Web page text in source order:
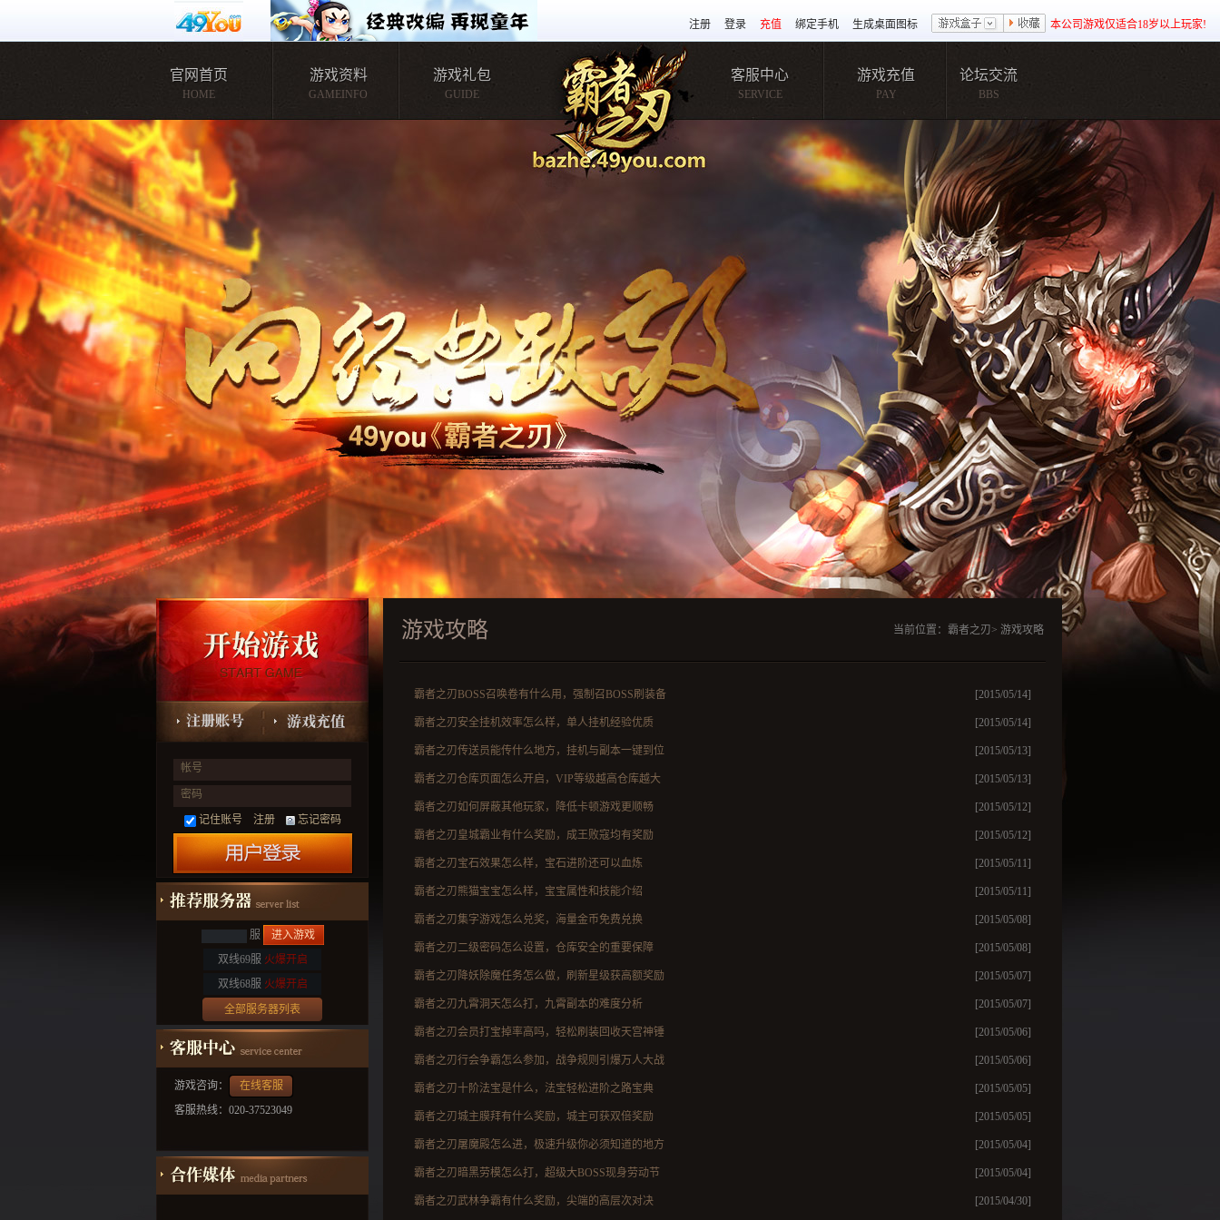
本公司游戏仅适合18岁以上玩家!
注册 登录 充值 绑定手机 生成桌面图标
官网首页
HOME
游戏资料
GAMEINFO
游戏礼包
GUIDE
客服中心
SERVICE
游戏充值
PAY
论坛交流
BBS
帐号
密码
记住账号 注册 忘记密码
服
进入游戏
双线69服 火爆开启
双线68服 火爆开启
全部服务器列表
游戏咨询：
在线客服
客服热线：020-37523049
当前位置：霸者之刃> 游戏攻略
游戏攻略
[2015/05/14]
霸者之刃BOSS召唤卷有什么用，强制召BOSS刷装备
[2015/05/14]
霸者之刃安全挂机效率怎么样，单人挂机经验优质
[2015/05/13]
霸者之刃传送员能传什么地方，挂机与副本一键到位
[2015/05/13]
霸者之刃仓库页面怎么开启，VIP等级越高仓库越大
[2015/05/12]
霸者之刃如何屏蔽其他玩家，降低卡顿游戏更顺畅
[2015/05/12]
霸者之刃皇城霸业有什么奖励，成王败寇均有奖励
[2015/05/11]
霸者之刃宝石效果怎么样，宝石进阶还可以血炼
[2015/05/11]
霸者之刃熊猫宝宝怎么样，宝宝属性和技能介绍
[2015/05/08]
霸者之刃集字游戏怎么兑奖，海量金币免费兑换
[2015/05/08]
霸者之刃二级密码怎么设置，仓库安全的重要保障
[2015/05/07]
霸者之刃降妖除魔任务怎么做，刷新星级获高额奖励
[2015/05/07]
霸者之刃九霄洞天怎么打，九霄副本的难度分析
[2015/05/06]
霸者之刃会员打宝掉率高吗，轻松刷装回收天宫神锤
[2015/05/06]
霸者之刃行会争霸怎么参加，战争规则引爆万人大战
[2015/05/05]
霸者之刃十阶法宝是什么，法宝轻松进阶之路宝典
[2015/05/05]
霸者之刃城主膜拜有什么奖励，城主可获双倍奖励
[2015/05/04]
霸者之刃屠魔殿怎么进，极速升级你必须知道的地方
[2015/05/04]
霸者之刃暗黑劳模怎么打，超级大BOSS现身劳动节
[2015/04/30]
霸者之刃武林争霸有什么奖励，尖端的高层次对决